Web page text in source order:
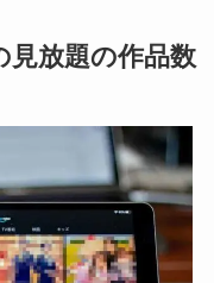
放題の作品数